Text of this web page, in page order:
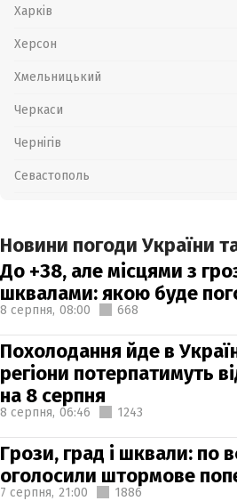
Харків
Херсон
Хмельницький
Черкаси
Чернігів
Севастополь
Новини погоди України
До +38, але місцями з
шквалами: якою буде
8 серпня, 08:00 668
Похолодання йде в
регіони потерпатимуть
на 8 серпня
8 серпня, 06:46 1243
Грози, град і шквали: по
оголосили штормове
7 серпня, 21:00 1886